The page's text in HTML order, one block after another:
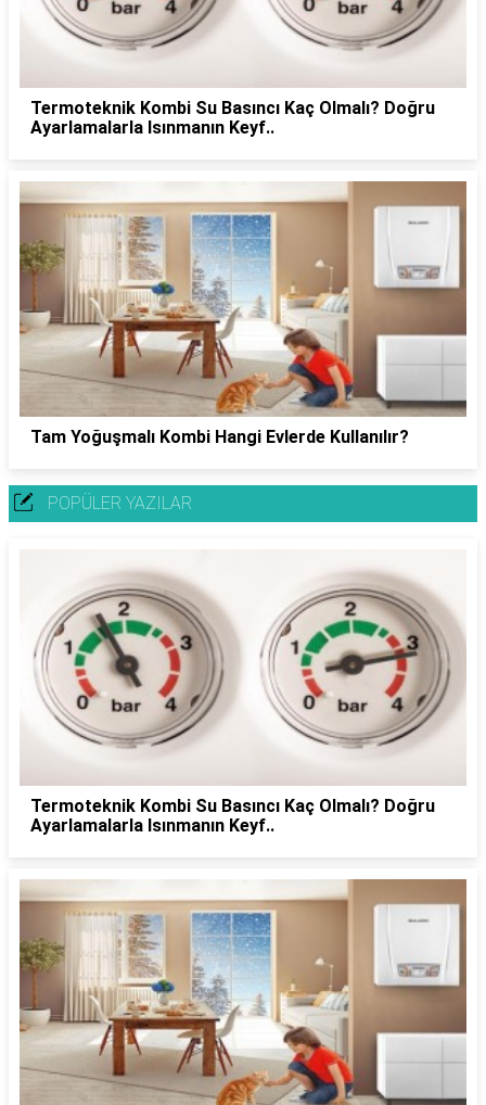
Termoteknik Kombi Su Basıncı Kaç Olmalı? Doğru
Ayarlamalarla Isınmanın Keyf..
Tam Yoğuşmalı Kombi Hangi Evlerde Kullanılır?
POPÜLER YAZILAR
Termoteknik Kombi Su Basıncı Kaç Olmalı? Doğru
Ayarlamalarla Isınmanın Keyf..